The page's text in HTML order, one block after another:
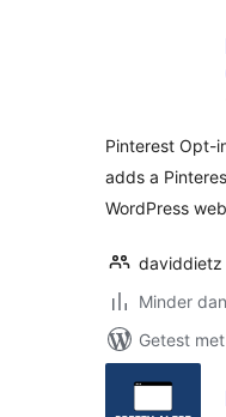
Pinterest Opt-
adds a
WordPress
daviddietz
Minder
Getest